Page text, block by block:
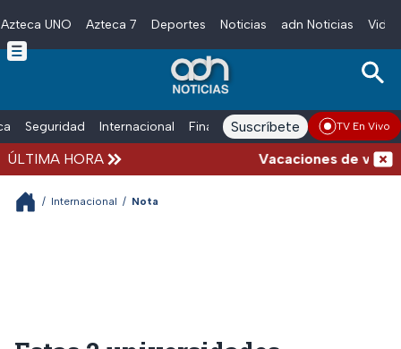
Skip to main content
Azteca UNO Azteca 7 Deportes Noticias adn Noticias
Seguridad Internacional Finanzas adn Noticias Radio
Suscríbete TV En Vivo
ÚLTIMA HORA Vacaciones de verano
/ Internacional / Nota